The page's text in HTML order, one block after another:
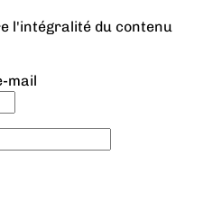
l'intégralité du contenu
mail